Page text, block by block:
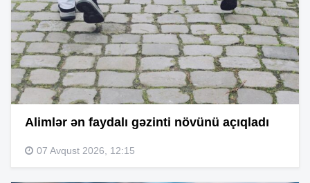
Alimlər ən faydalı gəzinti növünü açıqladı
07 Avqust 2026, 12:15